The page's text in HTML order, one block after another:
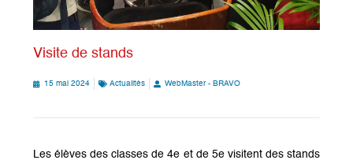
Visite de stands
15 mai 2024 Actualités WebMaster - BRAVO
Les élèves des classes de 4e et de 5e visitent des stands